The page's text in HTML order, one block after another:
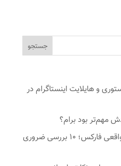
و هایلایت اینستاگرام در
مهم‌تر بود برام؟
چک‌لیست افتتاح حساب واقعی فارکس؛ ۱۰ بررسی ضروری